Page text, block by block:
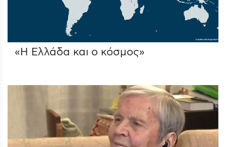
«Η Ελλάδα και ο κόσμος»